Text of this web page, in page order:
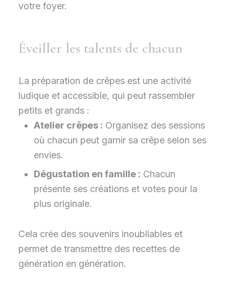
votre foyer.
Éveiller les talents de chacun
La préparation de crêpes est une activité
ludique et accessible, qui peut rassembler
petits et grands :
Atelier crêpes : Organisez des sessions
où chacun peut garnir sa crêpe selon ses
envies.
Dégustation en famille : Chacun
présente ses créations et votes pour la
plus originale.
Cela crée des souvenirs inoubliables et
permet de transmettre des recettes de
génération en génération.